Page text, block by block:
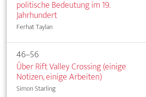
politische Bedeutung im 19.
Jahrhundert
Ferhat Taylan
46–56
Über Rift Valley Crossing (einige
Notizen, einige Arbeiten)
Simon Starling